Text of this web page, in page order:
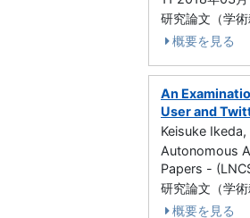
研究論文（学
概要を見る
An
User and
Keisuke
Autonomous
Papers -
研究論文（学
概要を見る